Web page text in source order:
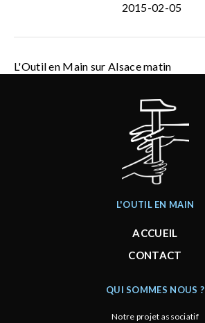
2015-02-05
L'Outil en Main sur Alsace matin
L'OUTIL EN MAIN
ACCUEIL
CONTACT
QUI SOMMES NOUS ?
Notre projet associatif